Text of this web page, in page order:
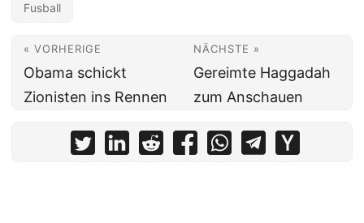
Fusball
« VORHERIGE
Obama schickt
Zionisten ins Rennen
NÄCHSTE »
Gereimte Haggadah
zum Anschauen